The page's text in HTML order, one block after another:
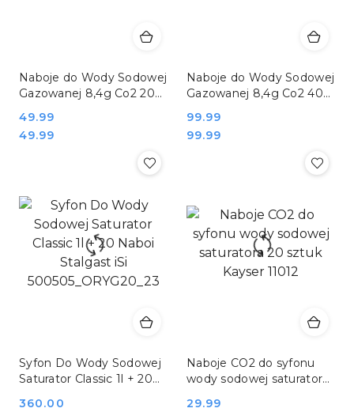
Naboje do Wody Sodowej
Gazowanej 8,4g Co2 20
500010_20
Cena:
49.99
Cena:
49.99
Naboje do Wody Sodowej
Gazowanej 8,4g Co2 40
500010_40
Cena:
99.99
Cena:
99.99
Syfon Do Wody Sodowej
Saturator Classic 1l + 20
Cena:
360.00
Naboje CO2 do syfonu
wody sodowej saturatora
Cena:
29.99